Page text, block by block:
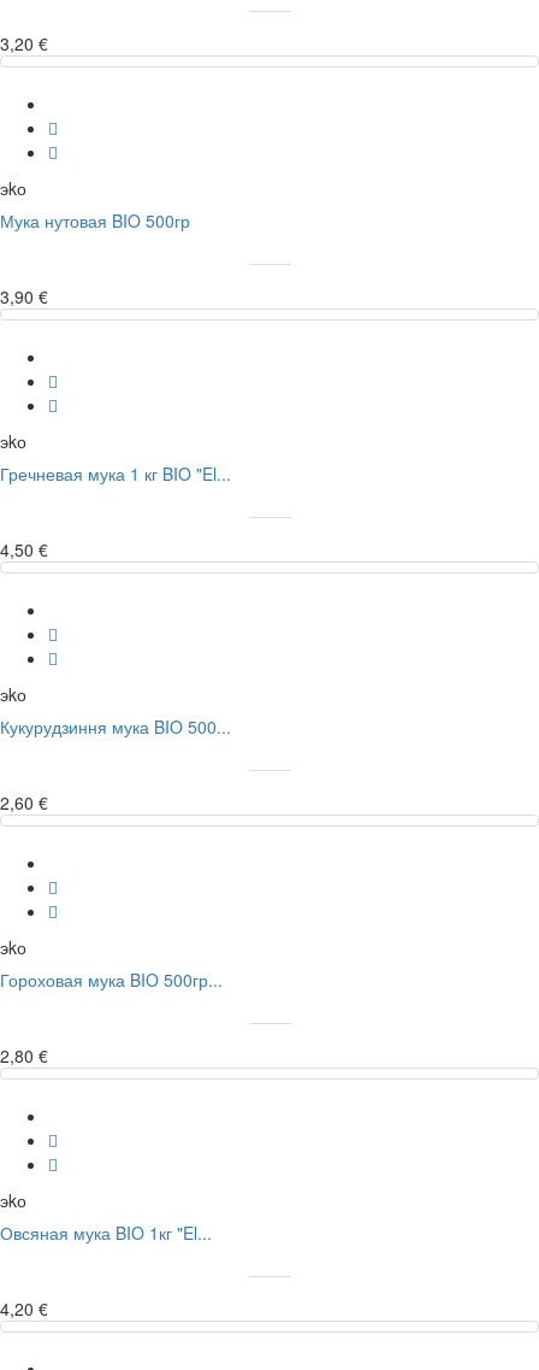
3,20 €
эkо
Мука нутовая BIO 500гр
3,90 €
эkо
Гречневая мука 1 кг BIO "El...
4,50 €
эkо
Кукурудзиння мука BIO 500...
2,60 €
эkо
Гороховая мука BIO 500гр...
2,80 €
эkо
Овсяная мука BIO 1кг "El...
4,20 €